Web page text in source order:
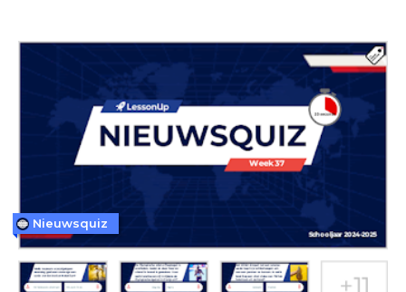
Nieuwsquiz